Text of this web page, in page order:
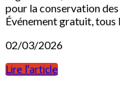
pour la conservation
Événement gratuit, tous
02/03/2026
Lire l'article